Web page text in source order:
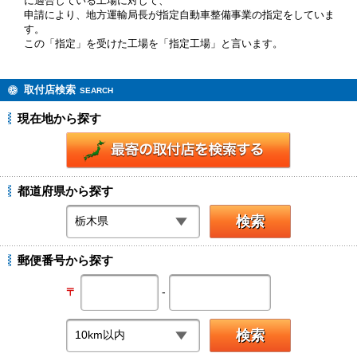
申請により、地方運輸局長が指定自動車整備事業の指定をしていま
す。
この「指定」を受けた工場を「指定工場」と言います。
取付店検索 SEARCH
現在地から探す
都道府県から探す
郵便番号から探す
〒 -